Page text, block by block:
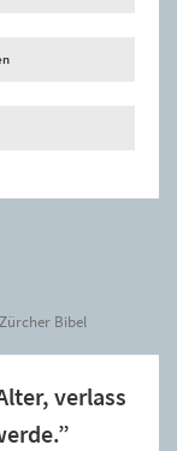
Zürcher Bibel
verlass